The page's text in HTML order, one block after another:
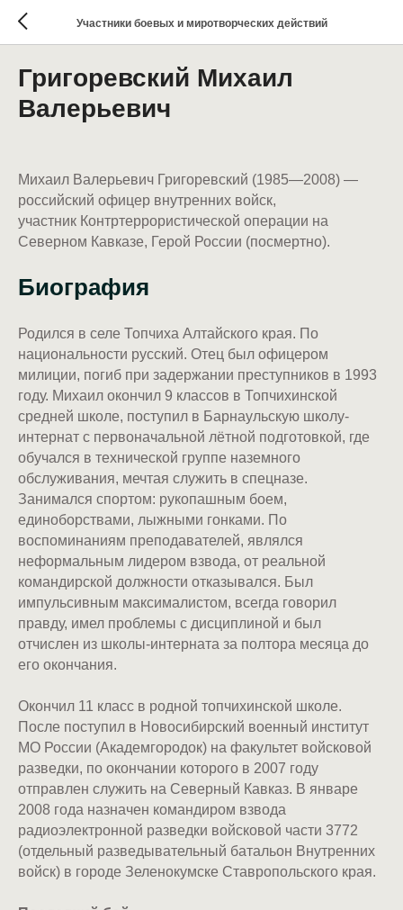
Участники боевых и миротворческих действий
Григоревский Михаил
Валерьевич
Михаил Валерьевич Григоревский (1985—2008) —
российский офицер внутренних войск,
участник Контртеррористической операции на
Северном Кавказе, Герой России (посмертно).
Биография
Родился в селе Топчиха Алтайского края. По
национальности русский. Отец был офицером
милиции, погиб при задержании преступников в 1993
году. Михаил окончил 9 классов в Топчихинской
средней школе, поступил в Барнаульскую школу-
интернат с первоначальной лётной подготовкой, где
обучался в технической группе наземного
обслуживания, мечтая служить в спецназе.
Занимался спортом: рукопашным боем,
единоборствами, лыжными гонками. По
воспоминаниям преподавателей, являлся
неформальным лидером взвода, от реальной
командирской должности отказывался. Был
импульсивным максималистом, всегда говорил
правду, имел проблемы с дисциплиной и был
отчислен из школы-интерната за полтора месяца до
его окончания.
Окончил 11 класс в родной топчихинской школе.
После поступил в Новосибирский военный институт
МО России (Академгородок) на факультет войсковой
разведки, по окончании которого в 2007 году
отправлен служить на Северный Кавказ. В январе
2008 года назначен командиром взвода
радиоэлектронной разведки войсковой части 3772
(отдельный разведывательный батальон Внутренних
войск) в городе Зеленокумске Ставропольского края.